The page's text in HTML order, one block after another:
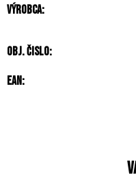
Výrobca:
Obj. čislo:
EAN: